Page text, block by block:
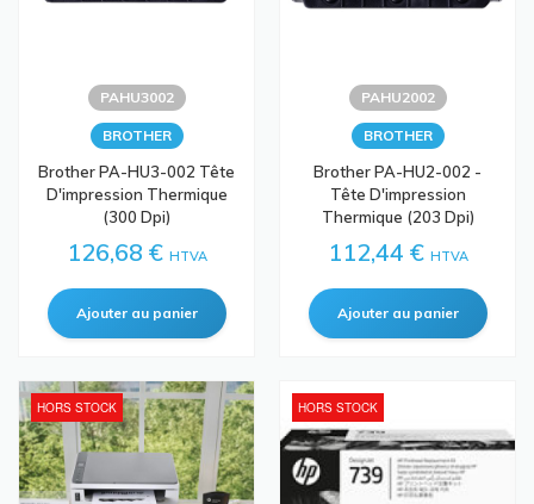
PAHU3002
BROTHER
Brother PA-HU3-002 Tête
D'impression Thermique
(300 Dpi)
126,68 € HTVA
PAHU2002
BROTHER
Brother PA-HU2-002 -
Tête D'impression
Thermique (203 Dpi)
112,44 € HTVA
HORS STOCK HORS STOCK